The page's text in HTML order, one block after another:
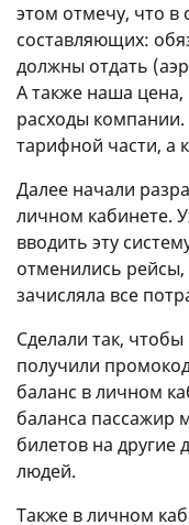
этом отмечу, что в
составляющих:
должны отдать
А также наша
расходы компании.
тарифной части, а
Далее начали
личном кабинете.
вводить эту
отменились рейсы,
зачисляла все
Сделали так,
получили
баланс в личном
баланса пассажир
билетов на другие
людей.
Также в личном